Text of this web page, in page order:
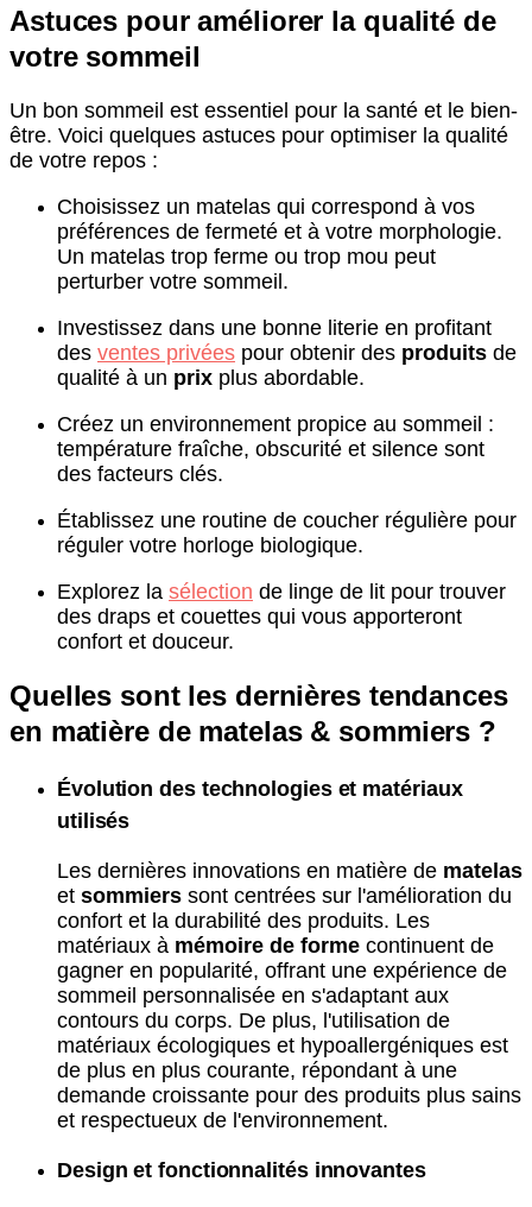
Astuces pour améliorer la qualité de
votre sommeil
Un bon sommeil est essentiel pour la santé et le bien-
être. Voici quelques astuces pour optimiser la qualité
de votre repos :
Choisissez un matelas qui correspond à vos
préférences de fermeté et à votre morphologie.
Un matelas trop ferme ou trop mou peut
perturber votre sommeil.
Investissez dans une bonne literie en profitant
des ventes privées pour obtenir des produits de
qualité à un prix plus abordable.
Créez un environnement propice au sommeil :
température fraîche, obscurité et silence sont
des facteurs clés.
Établissez une routine de coucher régulière pour
réguler votre horloge biologique.
Explorez la sélection de linge de lit pour trouver
des draps et couettes qui vous apporteront
confort et douceur.
Quelles sont les dernières tendances
en matière de matelas & sommiers ?
Évolution des technologies et matériaux
utilisés
Les dernières innovations en matière de matelas
et sommiers sont centrées sur l'amélioration du
confort et la durabilité des produits. Les
matériaux à mémoire de forme continuent de
gagner en popularité, offrant une expérience de
sommeil personnalisée en s'adaptant aux
contours du corps. De plus, l'utilisation de
matériaux écologiques et hypoallergéniques est
de plus en plus courante, répondant à une
demande croissante pour des produits plus sains
et respectueux de l'environnement.
Design et fonctionnalités innovantes